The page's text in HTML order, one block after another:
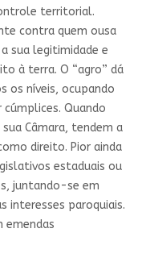
territorial.
contra quem ousa
sua legitimidade e
à terra. O “agro” dá
os níveis, ocupando
Quando
Câmara, tendem a
direito. Pior ainda
estaduais ou
juntando-se em
interesses paroquiais.
emendas